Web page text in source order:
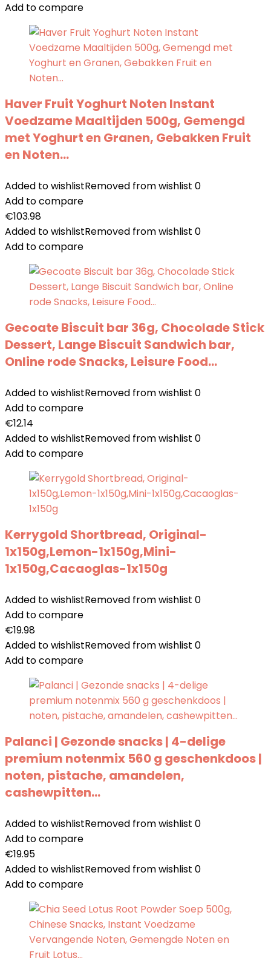
Add to compare
Haver Fruit Yoghurt Noten Instant
Voedzame Maaltijden 500g, Gemengd
met Yoghurt en Granen, Gebakken Fruit
en Noten…
Added to wishlistRemoved from wishlist 0
Add to compare
€103.98
Added to wishlistRemoved from wishlist 0
Add to compare
Gecoate Biscuit bar 36g, Chocolade Stick
Dessert, Lange Biscuit Sandwich bar,
Online rode Snacks, Leisure Food…
Added to wishlistRemoved from wishlist 0
Add to compare
€12.14
Added to wishlistRemoved from wishlist 0
Add to compare
Kerrygold Shortbread, Original-
1x150g,Lemon-1x150g,Mini-
1x150g,Cacaoglas-1x150g
Added to wishlistRemoved from wishlist 0
Add to compare
€19.98
Added to wishlistRemoved from wishlist 0
Add to compare
Palanci | Gezonde snacks | 4-delige
premium notenmix 560 g geschenkdoos |
noten, pistache, amandelen,
cashewpitten…
Added to wishlistRemoved from wishlist 0
Add to compare
€19.95
Added to wishlistRemoved from wishlist 0
Add to compare